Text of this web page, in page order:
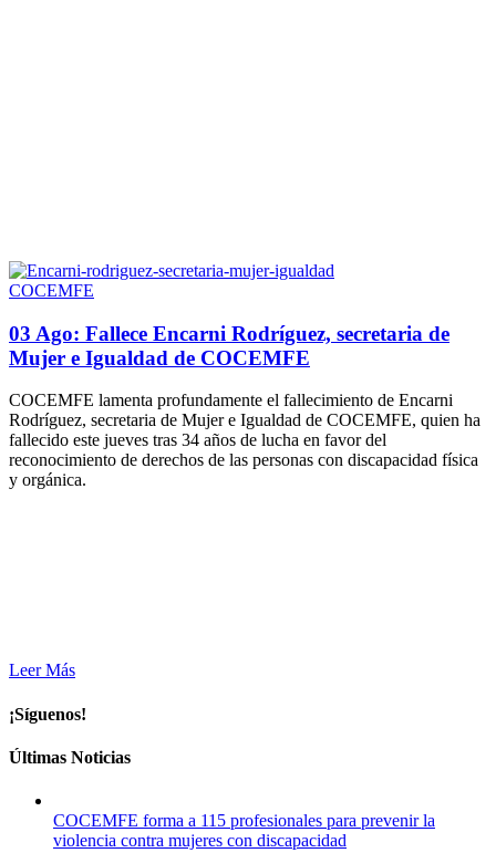
COCEMFE
03 Ago: Fallece Encarni Rodríguez, secretaria de
Mujer e Igualdad de COCEMFE
COCEMFE lamenta profundamente el fallecimiento de Encarni
Rodríguez, secretaria de Mujer e Igualdad de COCEMFE, quien ha
fallecido este jueves tras 34 años de lucha en favor del
reconocimiento de derechos de las personas con discapacidad física
y orgánica.
Leer Más
¡Síguenos!
Últimas Noticias
COCEMFE forma a 115 profesionales para prevenir la
violencia contra mujeres con discapacidad